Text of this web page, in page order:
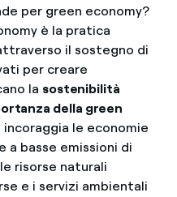
per green economy?
è la pratica
il sostegno di
per creare
la sostenibilità
della green
le economie
a basse emissioni di
risorse naturali
e i servizi ambientali